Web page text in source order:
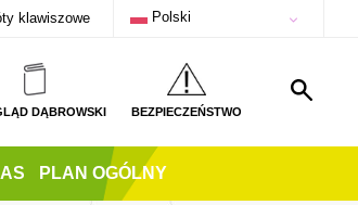
klawiszowe Polski
DĄBROWSKI BEZPIECZEŃSTWO
PLAN OGÓLNY